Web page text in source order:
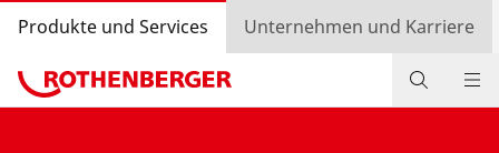
Produkte und Services Unternehmen und Karriere